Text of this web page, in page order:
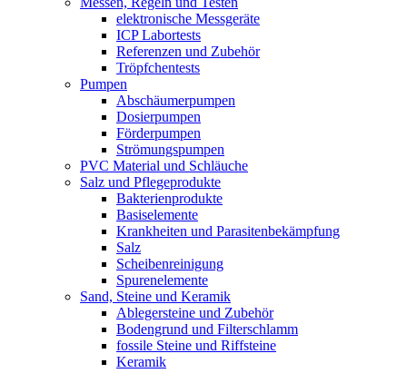
elektronische Messgeräte
ICP Labortests
Referenzen und Zubehör
Tröpfchentests
Pumpen
Abschäumerpumpen
Dosierpumpen
Förderpumpen
Strömungspumpen
PVC Material und Schläuche
Salz und Pflegeprodukte
Bakterienprodukte
Basiselemente
Krankheiten und Parasitenbekämpfung
Salz
Scheibenreinigung
Spurenelemente
Sand, Steine und Keramik
Ablegersteine und Zubehör
Bodengrund und Filterschlamm
fossile Steine und Riffsteine
Keramik